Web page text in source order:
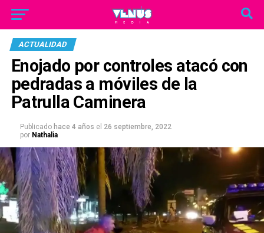
ACTUALIDAD
Enojado por controles atacó con
pedradas a móviles de la
Patrulla Caminera
Publicado hace 4 años el 26 septiembre, 2022
por Nathalia